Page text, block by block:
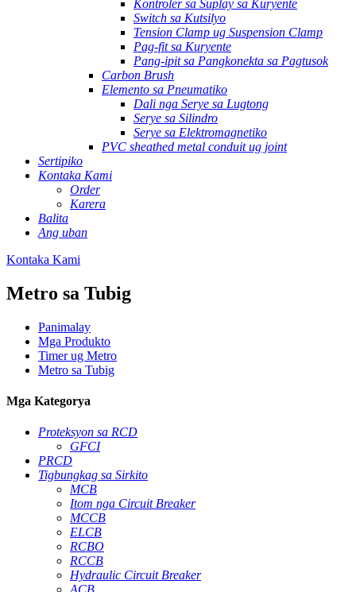
Kontroler sa Suplay sa Kuryente
Switch sa Kutsilyo
Tension Clamp ug Suspension Clamp
Pag-fit sa Kuryente
Pang-ipit sa Pangkonekta sa Pagtusok
Carbon Brush
Elemento sa Pneumatiko
Dali nga Serye sa Lugtong
Serye sa Silindro
Serye sa Elektromagnetiko
PVC sheathed metal conduit ug joint
Sertipiko
Kontaka Kami
Order
Karera
Balita
Ang uban
Kontaka Kami
Metro sa Tubig
Panimalay
Mga Produkto
Timer ug Metro
Metro sa Tubig
Mga Kategorya
Proteksyon sa RCD
GFCI
PRCD
Tigbungkag sa Sirkito
MCB
Itom nga Circuit Breaker
MCCB
ELCB
RCBO
RCCB
Hydraulic Circuit Breaker